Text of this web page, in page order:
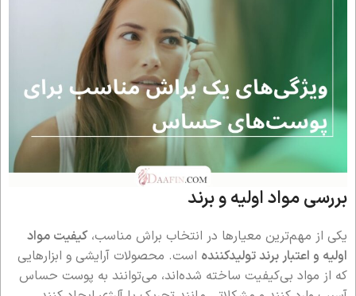
بررسی مواد اولیه و برند
یکی از مهم‌ترین معیارها در انتخاب براش مناسب،کیفیت مواد
اولیه و اعتبار برند تولیدکننده است. محصولات آرایشی و ابزارهایی
که از مواد بی‌کیفیت ساخته شده‌اند، می‌توانند به پوست حساس